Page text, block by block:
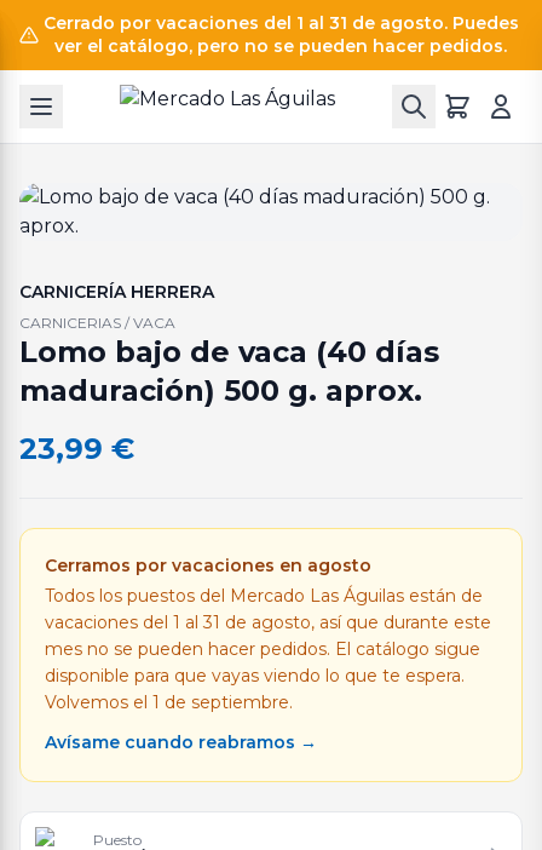
Cerrado por vacaciones del 1 al 31 de agosto. Puedes
ver el catálogo, pero no se pueden hacer pedidos.
CARNICERÍA HERRERA
CARNICERIAS / VACA
Lomo bajo de vaca (40 días
maduración) 500 g. aprox.
23,99 €
Cerramos por vacaciones en agosto
Todos los puestos del Mercado Las Águilas están de
vacaciones del 1 al 31 de agosto, así que durante este
mes no se pueden hacer pedidos. El catálogo sigue
disponible para que vayas viendo lo que te espera.
Volvemos el 1 de septiembre.
Avísame cuando reabramos →
Puesto